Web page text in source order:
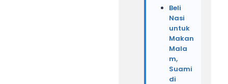
Beli
Nasi
untuk
Makan
Mala
m,
Suami
di